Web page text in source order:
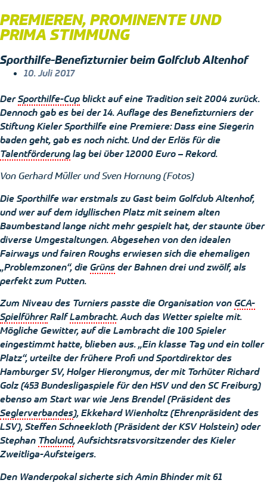
PREMIEREN, PROMINENTE UND
PRIMA STIMMUNG
Sporthilfe-Benefizturnier beim Golfclub Altenhof
10. Juli 2017
DerSporthilfe-Cup blickt auf eine Tradition seit 2004 zurück.
Dennoch gab es bei der 14. Auflage des Benefizturniers der
Stiftung Kieler Sporthilfe eine Premiere: Dass eine Siegerin
baden geht, gab es noch nicht. Und der Erlös für die
Talentförderung lag bei über 12000 Euro – Rekord.
Von Gerhard Müller und Sven Hornung (Fotos)
Die Sporthilfe war erstmals zu Gast beim Golfclub Altenhof,
und wer auf dem idyllischen Platz mit seinem alten
Baumbestand lange nicht mehr gespielt hat, der staunte über
diverse Umgestaltungen. Abgesehen von den idealen
Fairways und fairen Roughs erwiesen sich die ehemaligen
„Problemzonen“, die Grüns der Bahnen drei und zwölf, als
perfekt zum Putten.
Zum Niveau des Turniers passte die Organisation von GCA-
SpielführerRalfLambracht. Auch das Wetter spielte mit.
Mögliche Gewitter, auf die Lambrachtdie 100 Spieler
eingestimmt hatte, blieben aus. „Ein klasse Tag und ein toller
Platz“, urteilte der frühere Profi und Sportdirektor des
Hamburger SV, Holger Hieronymus, der mit Torhüter Richard
Golz (453 Bundesligaspiele für den HSV und den SC Freiburg)
ebenso am Start war wie Jens Brendel(Präsident des
Seglerverbandes), Ekkehard Wienholtz (Ehrenpräsident des
LSV), Steffen Schneekloth (Präsident der KSV Holstein) oder
Stephan Tholund, Aufsichtsratsvorsitzender des Kieler
Zweitliga-Aufsteigers.
Den Wanderpokal sicherte sich Amin Bhindermit 61